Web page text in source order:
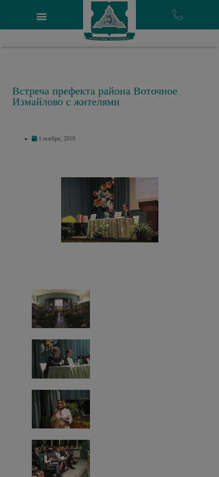
Встреча префекта района Воточное
Измайлово с жителями
1 ноября, 2018